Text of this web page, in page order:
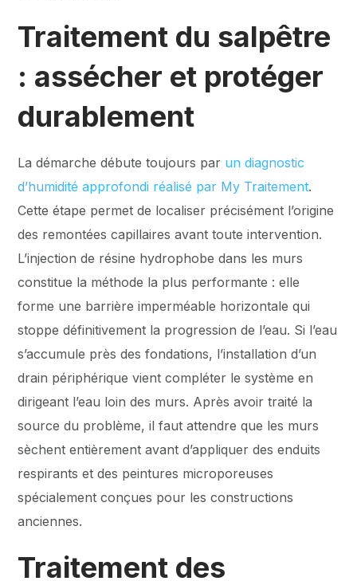
Traitement du salpêtre
: assécher et protéger
durablement
La démarche débute toujours par un diagnostic
d’humidité approfondi réalisé par My Traitement.
Cette étape permet de localiser précisément l’origine
des remontées capillaires avant toute intervention.
L’injection de résine hydrophobe dans les murs
constitue la méthode la plus performante : elle
forme une barrière imperméable horizontale qui
stoppe définitivement la progression de l’eau. Si l’eau
s’accumule près des fondations, l’installation d’un
drain périphérique vient compléter le système en
dirigeant l’eau loin des murs. Après avoir traité la
source du problème, il faut attendre que les murs
sèchent entièrement avant d’appliquer des enduits
respirants et des peintures microporeuses
spécialement conçues pour les constructions
anciennes.
Traitement des